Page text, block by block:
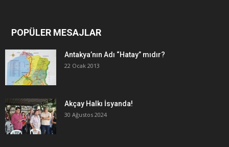
POPÜLER MESAJLAR
Antakya’nın Adı “Hatay” mıdır?
22 Ocak 2013
Akçay Halkı İsyanda!
30 Ağustos 2024